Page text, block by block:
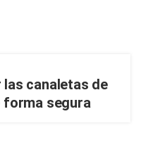
canaletas de
forma segura